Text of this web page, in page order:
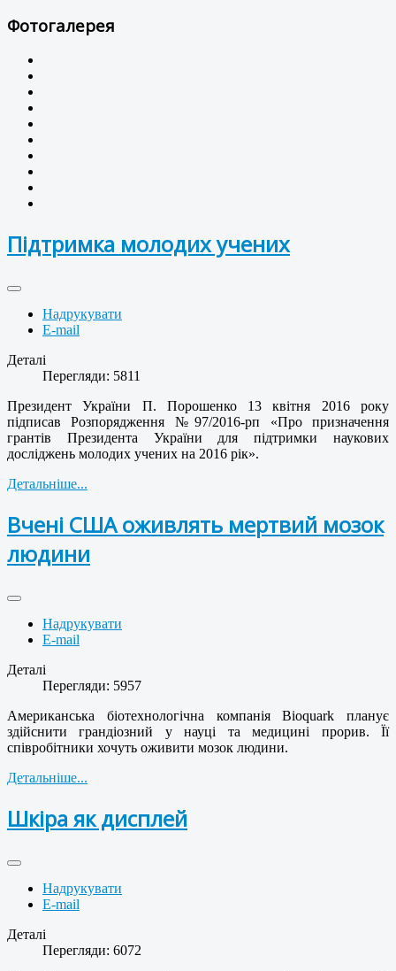
Фотогалерея
Підтримка молодих учених
Надрукувати
E-mail
Деталі
Перегляди: 5811
Президент України П. Порошенко 13 квітня 2016 року
підписав Розпорядження №97/2016-рп «Про призначення
грантів Президента України для підтримки наукових
досліджень молодих учених на 2016 рік».
Детальніше...
Вчені США оживлять мертвий мозок
людини
Надрукувати
E-mail
Деталі
Перегляди: 5957
Американська біотехнологічна компанія Bioquark планує
здійснити грандіозний у науці та медицині прорив. Її
співробітники хочуть оживити мозок людини.
Детальніше...
Шкіра як дисплей
Надрукувати
E-mail
Деталі
Перегляди: 6072